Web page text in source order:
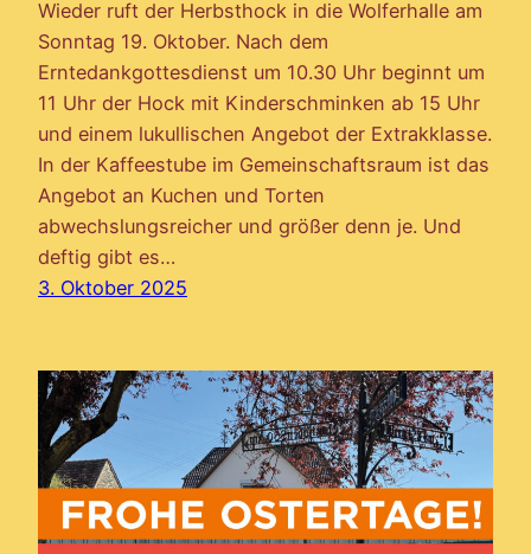
Wieder ruft der Herbsthock in die Wolferhalle am
Sonntag 19. Oktober. Nach dem
Erntedankgottesdienst um 10.30 Uhr beginnt um
11 Uhr der Hock mit Kinderschminken ab 15 Uhr
und einem lukullischen Angebot der Extrakklasse.
In der Kaffeestube im Gemeinschaftsraum ist das
Angebot an Kuchen und Torten
abwechslungsreicher und größer denn je. Und
deftig gibt es…
3. Oktober 2025